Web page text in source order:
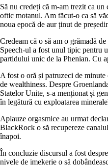
Să nu credeți că m-am trezit ca un
oftic motanul. Am făcut-o ca să
noua epocă de aur ținut de
Credeam că o să am o grămadă
Speech-ul a fost unul tipic pentru
partidului unic de la Phenian. Cu
A fost o oră și patruzeci de
de wealthiness. Despre
Statelor Unite, s-a menționat și
în legătură cu exploatarea
Aplauze orgasmice au urmat
BlackRock o să recupereze
înapoi.
În concluzie discursul a fost
nivele de jmekerie o să